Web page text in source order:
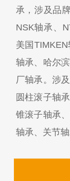
承，涉及品
NSK轴承、
美国
轴承、哈尔
厂轴承。涉
圆柱滚子轴
锥滚子轴承
轴承、关节